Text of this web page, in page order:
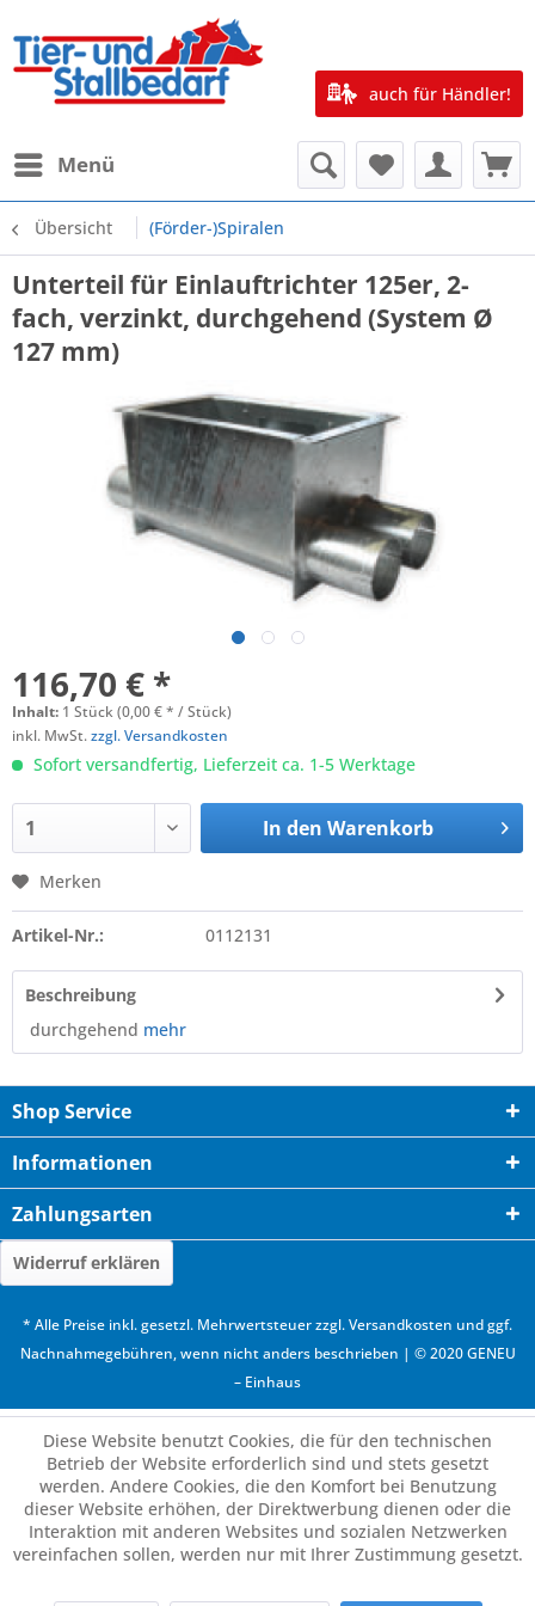
Menü
auch für Händler!
Übersicht (Förder-)Spiralen
Unterteil für Einlauftrichter 125er, 2-
fach, verzinkt, durchgehend (System Ø
127 mm)
116,70 € *
Inhalt: 1 Stück (0,00 € * / Stück)
inkl. MwSt.zzgl. Versandkosten
Sofort versandfertig, Lieferzeit ca. 1-5 Werktage
In den Warenkorb
Merken
Artikel-Nr.: 0112131
Beschreibung
durchgehend mehr
Shop Service
Informationen
Zahlungsarten
Widerruf erklären
* Alle Preise inkl. gesetzl. Mehrwertsteuer zzgl.Versandkosten und ggf.
Nachnahmegebühren, wenn nicht anders beschrieben | © 2020 GENEU
– Einhaus
Diese Website benutzt Cookies, die für den technischen
Betrieb der Website erforderlich sind und stets gesetzt
werden. Andere Cookies, die den Komfort bei Benutzung
dieser Website erhöhen, der Direktwerbung dienen oder die
Interaktion mit anderen Websites und sozialen Netzwerken
vereinfachen sollen, werden nur mit Ihrer Zustimmung gesetzt.